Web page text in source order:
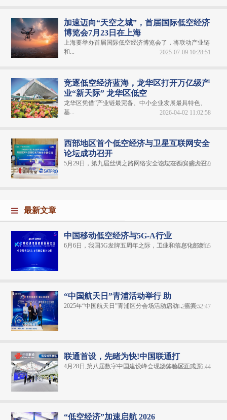
加速迈向“天空之城”，首届国际低空经济
博览会7月23日在上海
上海要举办首届国际低空经济博览会了，将联动产业链
和...
2025-07-09 10:28:51
竞逐低空经济蓝海，龙华区打开万亿级产
业“新天际” 龙华区低空
龙华区凭借“产业链最完备、中小企业发展最具特色、
基...
2026-04-02 11:02:58
西部地区首个低空经济与卫星互联网安全
论坛成功召开
5月29日，第九届丝绸之路网络安全论坛在西安盛大召...
2025-06-04 08:59:59
最新文章
中国移动低空经济与5G-A行业
6月6日，我国5G发牌五周年之际，工业和信息化部新...
2024-06-07 16:32:05
“中国航天日”青浦活动举行 助
2025年“中国航天日”青浦区分会场活动启动，嘉宾...
2025-04-29 13:52:47
联通首设，先睹为快!中国联通打
4月28日,第八届数字中国建设峰会现场体验区正式开...
2025-04-30 09:56:44
“低空经济”加速启航 2026